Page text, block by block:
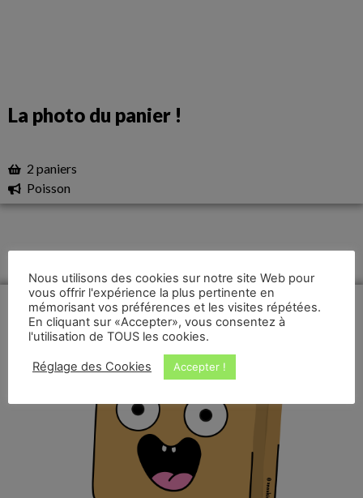
La photo du panier !
2 paniers
Poisson
Nous utilisons des cookies sur notre site Web pour
vous offrir l'expérience la plus pertinente en
mémorisant vos préférences et les visites répétées.
En cliquant sur «Accepter», vous consentez à
l'utilisation de TOUS les cookies.
Réglage des Cookies Accepter !